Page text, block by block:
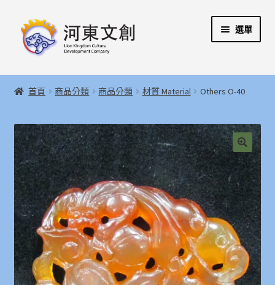
跳
至
跳
至
容
選單
首頁
開
單
子
選
單
河東堂獅子博物館
展
開
子
選
單
聯絡我們
購物指引
Weglot switcher
首頁 商品分類 商品分類 材質 Material Others O-40
🔍